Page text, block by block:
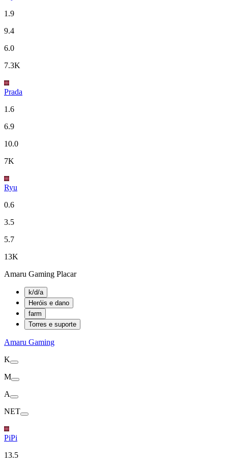
1.9
9.4
6.0
7.3K
Prada
1.6
6.9
10.0
7K
Ryu
0.6
3.5
5.7
13K
Amaru Gaming Placar
k/d/a
Heróis e dano
farm
Torres e suporte
Amaru Gaming
K
M
A
NET
PiPi
13.5